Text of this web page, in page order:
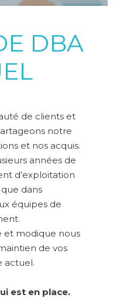
DBA
de clients et
notre
et nos acquis.
années de
d’exploitation
que dans
équipes de
et modique nous
de vos
actuel.
est en place.